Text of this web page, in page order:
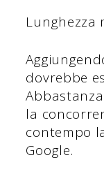
Lunghezza
dovrebbe
la
contempo
Google.